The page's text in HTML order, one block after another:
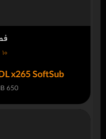
10
x265 SoftSub
650 MB